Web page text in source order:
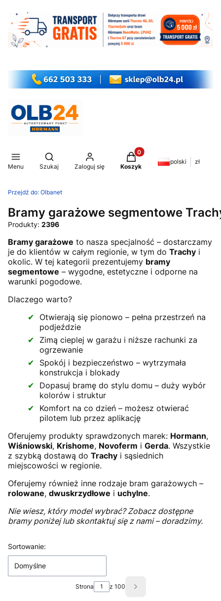
Menu
Otwórz wyszukiwarkę
Szukaj Zaloguj się
Produkty w koszyku: 0.
Koszyk
polski zł
Przejdź do: Olbanet
Bramy garażowe segmentowe
Produkty: 2396
Bramy garażowe to nasza specjalność – dostarczamy
je do klientów w całym regionie, w tym do Trachy i
okolic. W tej kategorii prezentujemy bramy
segmentowe – wygodne, estetyczne i odporne na
warunki pogodowe.
Dlaczego warto?
Otwierają się pionowo – pełna przestrzeń na
podjeździe
Zimą cieplej w garażu i niższe rachunki za
ogrzewanie
Spokój i bezpieczeństwo – wytrzymała
konstrukcja i blokady
Dopasuj bramę do stylu domu – duży wybór
kolorów i struktur
Komfort na co dzień – możesz otwierać
pilotem lub przez aplikację
Oferujemy produkty sprawdzonych marek: Hormann,
Wiśniowski, Krishome, Novoferm i Gerda. Wszystkie
z szybką dostawą do Trachy i sąsiednich
miejscowości w regionie.
Oferujemy również inne rodzaje bram garażowych –
rolowane, dwuskrzydłowe i uchylne.
Nie wiesz, który model wybrać? Zobacz dostępne
bramy poniżej lub skontaktuj się z nami – doradzimy.
Lista produktów
Sortowanie:
Domyślne
Strona z 100 Następne produkty